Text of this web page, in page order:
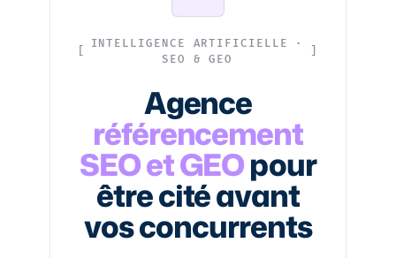
INTELLIGENCE ARTIFICIELLE ·
SEO & GEO
Agence
référencement
SEO et GEOpour
être cité avant
vos concurrents